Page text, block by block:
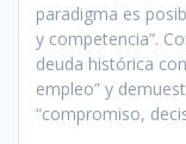
paradigma es
y competencia”.
deuda histórica
empleo” y
“compromiso,